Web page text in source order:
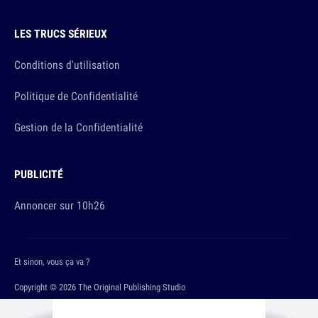
LES TRUCS SÉRIEUX
Conditions d'utilisation
Politique de Confidentialité
Gestion de la Confidentialité
PUBLICITÉ
Annoncer sur 10h26
Copyright © 2026 The Original Publishing Studio
Et sinon, vous ça va ?